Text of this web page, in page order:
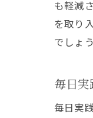
も軽減
を取り
でしょう
毎日
毎日実